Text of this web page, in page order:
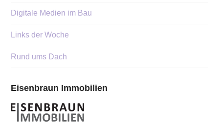
Digitale Medien im Bau
Links der Woche
Rund ums Dach
Eisenbraun Immobilien